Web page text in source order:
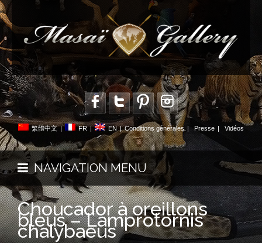
繁體中文 | FR | EN | Conditions générales Presse Vidéos
NAVIGATION MENU
Choucador à oreillons
bleus – Lamprotornis
chalybaeus